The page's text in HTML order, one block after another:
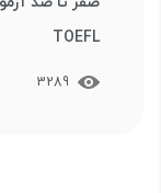
TOEFL
3289